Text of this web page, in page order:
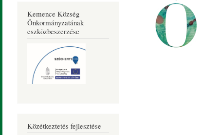
Kemence Község
Önkormányzatának
eszközbeszerzése
Közétkeztetés fejlesztése